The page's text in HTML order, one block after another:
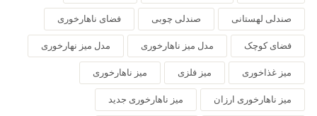
صندلی لهستانی صندلی چوبی فضای ناهارخوری
فضای کوچک مدل میز ناهارخوری مدل میز نهارخوری
میز غذاخوری میز فلزی میز ناهارخوری
میز ناهارخوری ارزان میز ناهارخوری جدید